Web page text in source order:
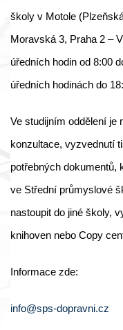
školy v Motole
Moravská 3, Praha 2 –
úředních hodin od 8:00
úředních hodinách do
Ve studijním oddělení
konzultace, vyzvednutí
potřebných dokumentů,
ve Střední průmyslové
nastoupit do jiné školy,
knihoven nebo Copy
Informace zde:
info@sps-dopravni.cz